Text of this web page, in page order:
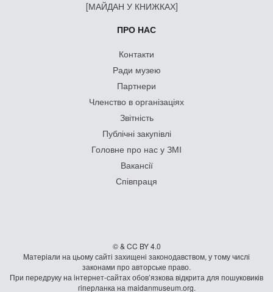
[МАЙДАН У КНИЖКАХ]
ПРО НАС
Контакти
Ради музею
Партнери
Членство в організаціях
Звітність
Публічні закупівлі
Головне про нас у ЗМІ
Вакансії
Співпраця
© & CC BY 4.0
Матеріали на цьому сайті захищені законодавством, у тому числі
законами про авторське право.
При передруку на iнтернет-сайтах обов’язкова відкрита для пошуковиків
гiперланка на maidanmuseum.org.